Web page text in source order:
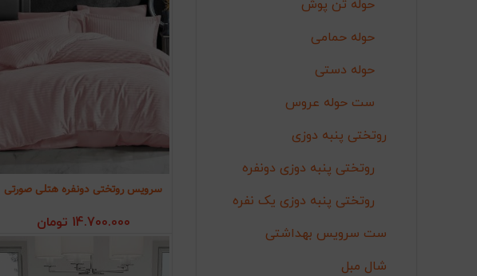
حوله تن پوش
حوله حمامی
حوله دستی
ست حوله عروس
روتختی پنبه دوزی
روتختی پنبه دوزی دونفره
روتختی پنبه دوزی یک نفره
ست سرویس بهداشتی
شال مبل
افزودن به سبد خرید
سرویس روتختی دونفره هتلی صورتی
14.700.000 تومان